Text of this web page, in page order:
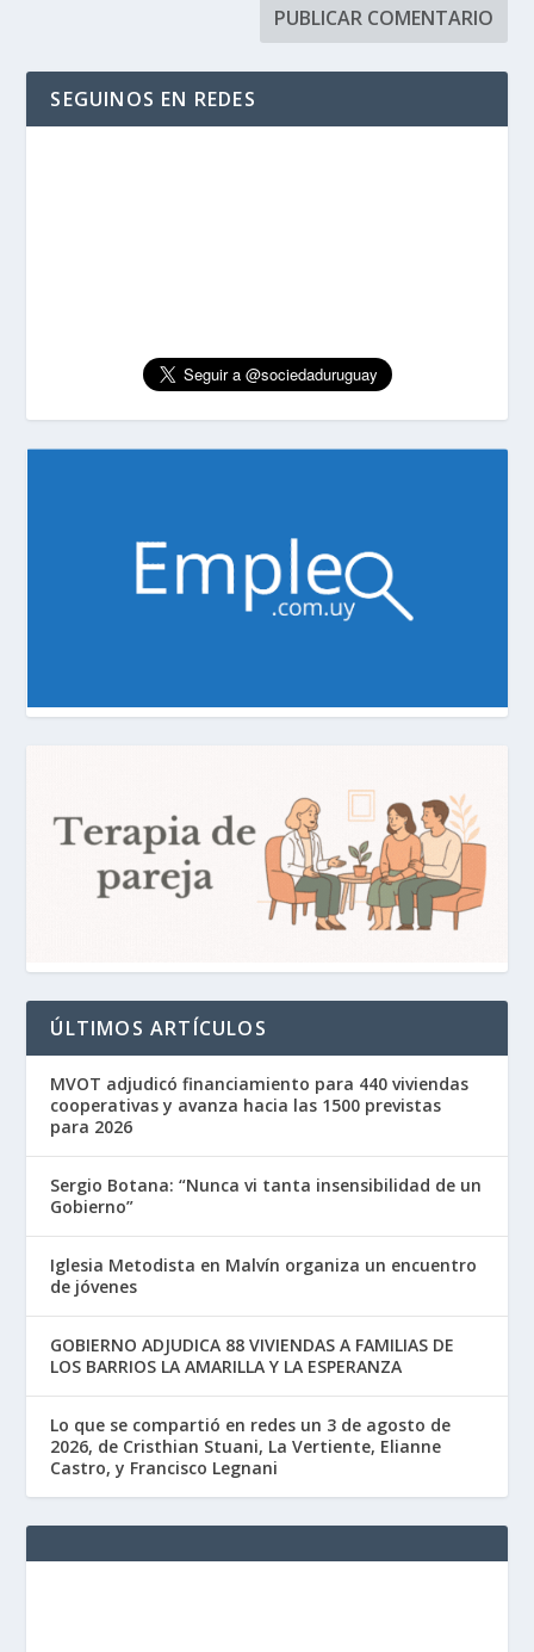
SEGUINOS EN REDES
ÚLTIMOS ARTÍCULOS
MVOT adjudicó financiamiento para 440 viviendas
cooperativas y avanza hacia las 1500 previstas
para 2026
Sergio Botana: “Nunca vi tanta insensibilidad de un
Gobierno”
Iglesia Metodista en Malvín organiza un encuentro
de jóvenes
GOBIERNO ADJUDICA 88 VIVIENDAS A FAMILIAS DE
LOS BARRIOS LA AMARILLA Y LA ESPERANZA
Lo que se compartió en redes un 3 de agosto de
2026, de Cristhian Stuani, La Vertiente, Elianne
Castro, y Francisco Legnani